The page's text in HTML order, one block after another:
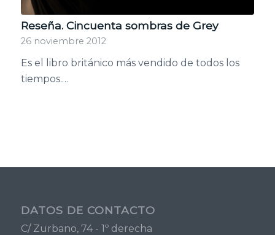
Reseña. Cincuenta sombras de Grey
26 noviembre 2012
Es el libro británico más vendido de todos los
tiempos.…
DATOS DE CONTACTO
C/ Zurbano, 74 - 1º derecha